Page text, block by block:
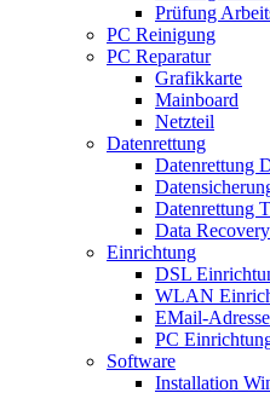
Prüfung
PC Reinigung
PC Reparatur
Grafikkarte
Mainboard
Netzteil
Datenrettung
Datenrettung
Datenrettung
Data
Einrichtung
DSL
WLAN
EMail-
PC
Software
Installation